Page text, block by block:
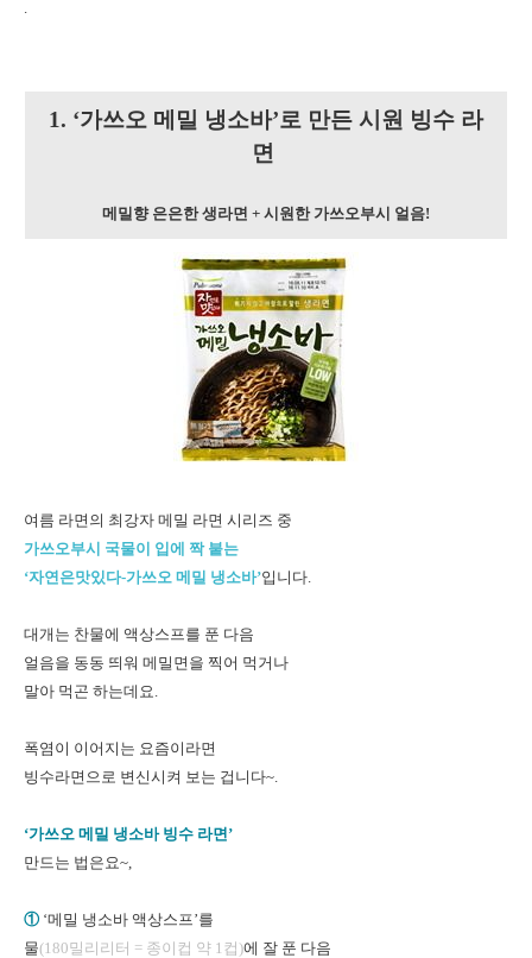
1. ‘가쓰오 메밀 냉소바’로 만든 시원 빙수 라
면
메밀향 은은한 생라면 + 시원한 가쓰오부시 얼음!
여름 라면의 최강자 메밀 라면 시리즈 중
가쓰오부시 국물이 입에 짝 붙는
‘자연은맛있다-가쓰오 메밀 냉소바’입니다.
대개는 찬물에 액상스프를 푼 다음
얼음을 동동 띄워 메밀면을 찍어 먹거나
말아 먹곤 하는데요.
폭염이 이어지는 요즘이라면
빙수라면으로 변신시켜 보는 겁니다~.
‘가쓰오 메밀 냉소바 빙수 라면’
만드는 법은요~,
① ‘메밀 냉소바 액상스프’를
물(180밀리리터 = 종이컵 약 1컵)에 잘 푼 다음